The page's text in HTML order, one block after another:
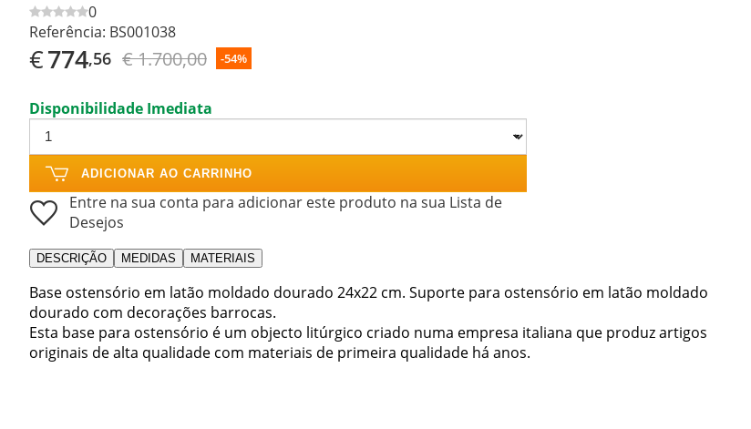
0
Referência: BS001038
€774,56 € 1.700,00 -54%
Disponibilidade Imediata
ADICIONAR AO CARRINHO
Entre na sua conta para adicionar este produto na sua Lista de
Desejos
DESCRIÇÃO MEDIDAS MATERIAIS
Base ostensório em latão moldado dourado 24x22 cm. Suporte para ostensório em latão moldado
dourado com decorações barrocas.
Esta base para ostensório é um objecto litúrgico criado numa empresa italiana que produz artigos
originais de alta qualidade com materiais de primeira qualidade há anos.